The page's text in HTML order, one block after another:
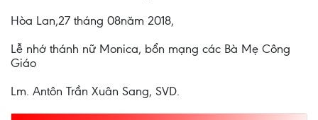
Hòa Lan,27 tháng 08năm 2018,
Lễ nhớ thánh nữ Monica, bổn mạng các Bà Mẹ Công
Giáo
Lm. Antôn Trần Xuân Sang, SVD.